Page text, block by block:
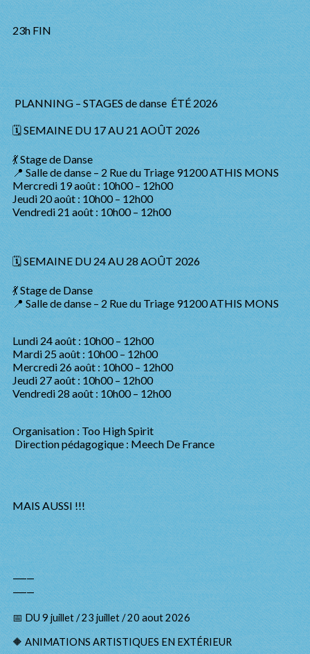
23h FIN
PLANNING – STAGES de danse ÉTÉ 2026
🗓️ SEMAINE DU 17 AU 21 AOÛT 2026
💃 Stage de Danse
📍 Salle de danse – 2 Rue du Triage 91200 ATHIS MONS
Mercredi 19 août : 10h00 – 12h00
Jeudi 20 août : 10h00 – 12h00
Vendredi 21 août : 10h00 – 12h00
🗓️ SEMAINE DU 24 AU 28 AOÛT 2026
💃 Stage de Danse
📍 Salle de danse – 2 Rue du Triage 91200 ATHIS MONS
Lundi 24 août : 10h00 – 12h00
Mardi 25 août : 10h00 – 12h00
Mercredi 26 août : 10h00 – 12h00
Jeudi 27 août : 10h00 – 12h00
Vendredi 28 août : 10h00 – 12h00
Organisation : Too High Spirit
Direction pédagogique : Meech De France
MAIS AUSSI !!!
⸻
⸻
📅 DU 9 juillet / 23 juillet / 20 aout 2026
🔶 ANIMATIONS ARTISTIQUES EN EXTÉRIEUR